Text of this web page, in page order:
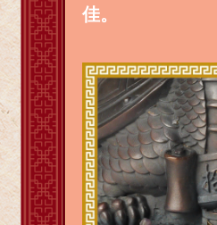
佳。